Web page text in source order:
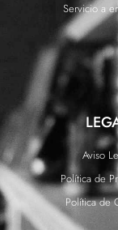
Servicio a
Aviso
Política de
Política de